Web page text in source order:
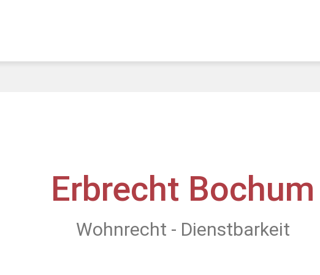
Erbrecht Bochum
Wohnrecht - Dienstbarkeit